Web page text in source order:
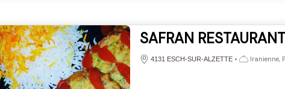
SAFRAN RESTAURANT
4131 ESCH-SUR-ALZETTE • Iranienne,